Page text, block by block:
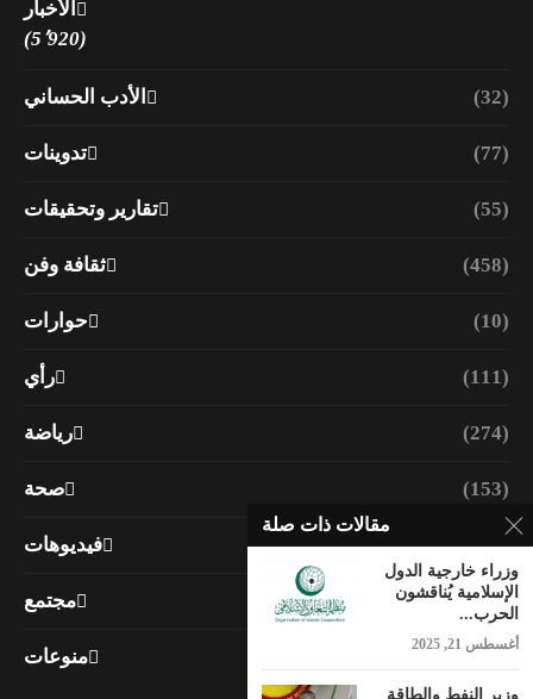
الأخبار
(5٬920)
الأدب الحساني (32)
تدوينات (77)
تقارير وتحقيقات (55)
ثقافة وفن (458)
حوارات (10)
رأي (111)
رياضة (274)
صحة (153)
فيديوهات (30)
مجتمع (243)
منوعات
مقالات ذات صلة
وزراء خارجية الدول
الإسلامية يُناقشون
الحرب...
أغسطس 21, 2025
وزير النفط والطاقة